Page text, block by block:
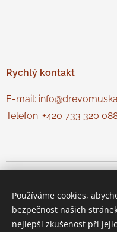
Rychlý kontakt
E-mail:
Telefon: +420 733 320
Používáme cookies,
bezpečnost našich
nejlepší zkušenost při